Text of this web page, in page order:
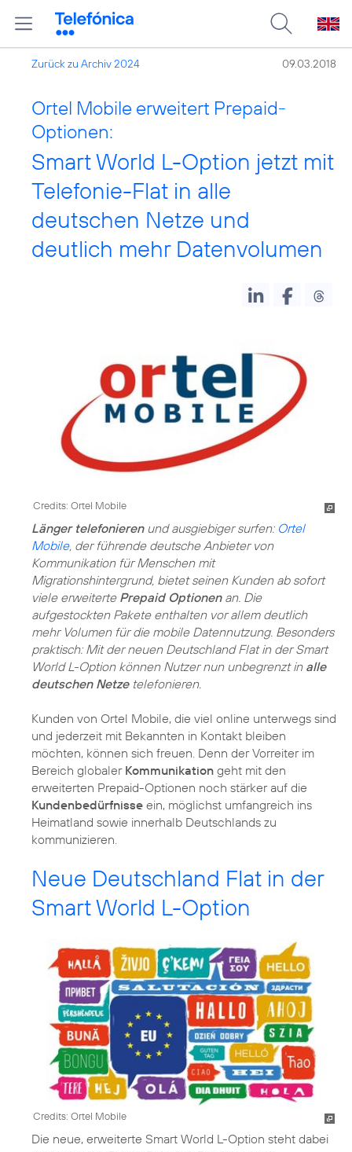
Zurück zu Archiv 2024 09.03.2018
Ortel Mobile erweitert Prepaid-
Optionen:
Smart World L-Option jetzt mit
Telefonie-Flat in alle
deutschen Netze und
deutlich mehr Datenvolumen
Credits: Ortel Mobile
Länger telefonierenund ausgiebiger surfen: Ortel
Mobile, der führende deutsche Anbieter von
Kommunikation für Menschen mit
Migrationshintergrund, bietet seinen Kunden ab sofort
viele erweiterte Prepaid Optionenan. Die
aufgestockten Pakete enthalten vor allem deutlich
mehr Volumen für die mobile Datennutzung. Besonders
praktisch: Mit der neuen Deutschland Flat in der Smart
World L-Option können Nutzer nun unbegrenzt in alle
deutschen Netzetelefonieren.
Kunden von Ortel Mobile, die viel online unterwegs sind
und jederzeit mit Bekannten in Kontakt bleiben
möchten, können sich freuen. Denn der Vorreiter im
Bereich globaler Kommunikation geht mit den
erweiterten Prepaid-Optionen noch stärker auf die
Kundenbedürfnisse ein, möglichst umfangreich ins
Heimatland sowie innerhalb Deutschlands zu
kommunizieren.
Neue Deutschland Flat in der
Smart World L-Option
Credits: Ortel Mobile
Die neue, erweiterte Smart World L-Option steht dabei